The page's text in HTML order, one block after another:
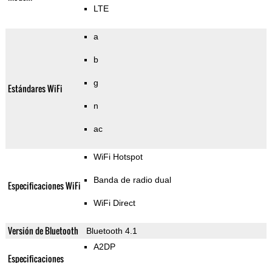
LTE
Estándares WiFi
a
b
g
n
ac
Especificaciones WiFi
WiFi Hotspot
Banda de radio dual
WiFi Direct
Versión de Bluetooth Bluetooth 4.1
Especificaciones
A2DP